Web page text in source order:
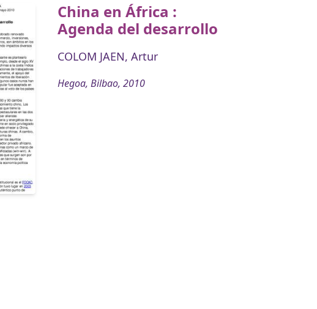
China en África :
Agenda del desarrollo
COLOM JAEN, Artur
Hegoa, Bilbao, 2010